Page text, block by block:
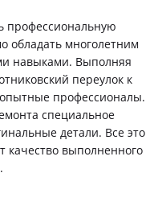
профессиональную
обладать многолетним
навыками. Выполняя
переулок к
профессионалы.
специальное
детали. Все это
выполненного